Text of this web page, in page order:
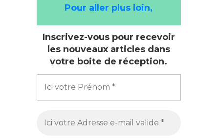
Pour aller plus loin,
Inscrivez-vous pour recevoir
les nouveaux articles dans
votre boite de réception.